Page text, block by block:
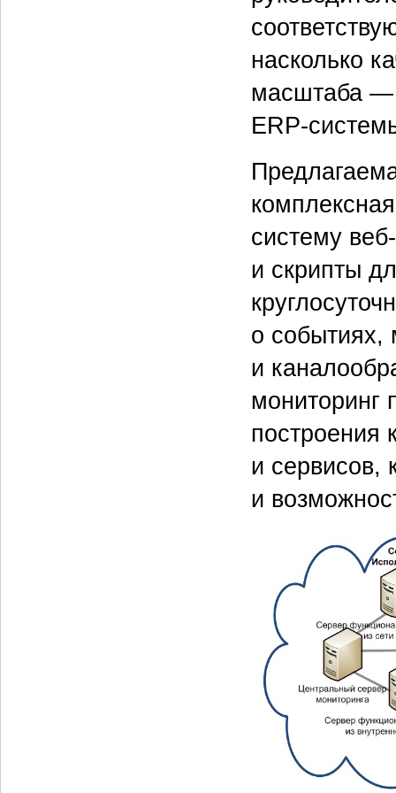
насколько
масштаба —
ERP-
систему
и скрипты
о событиях,
и
мониторинг
построения
и сервисов,
и